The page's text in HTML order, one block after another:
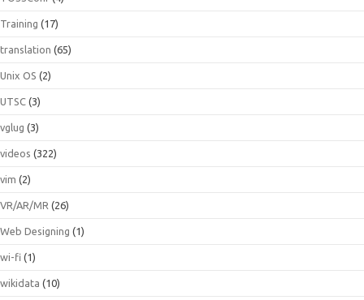
Training (17)
translation (65)
Unix OS (2)
UTSC (3)
vglug (3)
videos (322)
vim (2)
VR/AR/MR (26)
Web Designing (1)
wi-fi (1)
wikidata (10)